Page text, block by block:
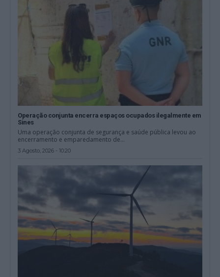
Operação conjunta encerra espaços ocupados ilegalmente em
Sines
Uma operação conjunta de segurança e saúde pública levou ao
encerramento e emparedamento de...
3 Agosto, 2026 - 10:20